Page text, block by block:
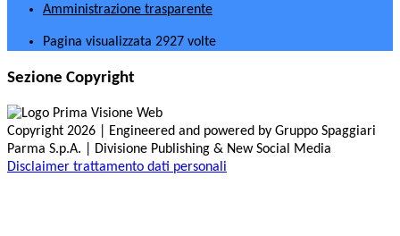
Amministrazione trasparente
Pagina visualizzata 2927 volte
Sezione Copyright
Copyright 2026 | Engineered and powered by Gruppo Spaggiari
Parma S.p.A. | Divisione Publishing & New Social Media
Disclaimer trattamento dati personali